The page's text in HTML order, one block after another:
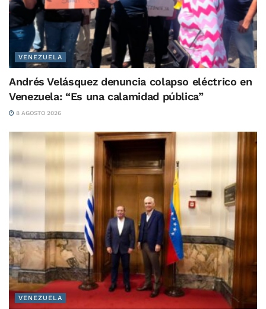
VENEZUELA
Andrés Velásquez denuncia colapso eléctrico en
Venezuela: “Es una calamidad pública”
8 AGOSTO 2026
VENEZUELA